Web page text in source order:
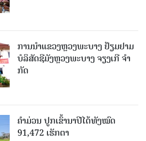
ການນຳແຂວງຫຼວງພະບາງ ຢ້ຽມ​ຢາມ
ບໍ​ລິ​ສັດຊີມັງຫຼວງພະບາງ ຈຽງເກີ ຈໍາ
ກັດ
ຄໍາມ່ວນ ປູກເຂົ້ານາປີໄດ້ທັງໝົດ
91,472 ເຮັກຕາ